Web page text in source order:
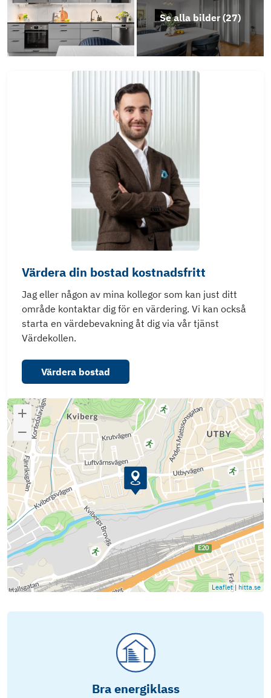
Se alla bilder (27)
Värdera din bostad kostnadsfritt
Jag eller någon av mina kollegor som kan just ditt
område kontaktar dig för en värdering. Vi kan också
starta en värdebevakning åt dig via vår tjänst
Värdekollen.
Värdera bostad
Leaflet | hitta.se
Bra energiklass